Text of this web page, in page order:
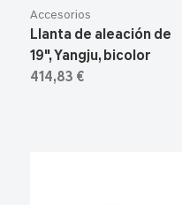
Accesorios
Llanta de aleación de
19", Yangju, bicolor
414,83 €